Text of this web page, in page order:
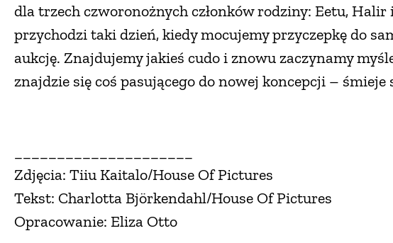
dla trzech czworonożnych członków rodziny: Eetu,
przychodzi taki dzień, kiedy mocujemy przyczepkę do
aukcję. Znajdujemy jakieś cudo i znowu zaczynamy
znajdzie się coś pasującego do nowej koncepcji – śmieje
Zdjęcia: Tiiu Kaitalo/House Of Pictures
Tekst: Charlotta Björkendahl/House Of Pictures
Opracowanie: Eliza Otto